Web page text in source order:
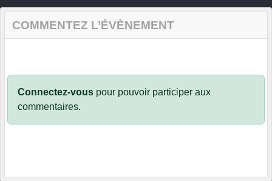
COMMENTEZ L’ÉVÈNEMENT
Connectez-vous pour pouvoir participer aux
commentaires.